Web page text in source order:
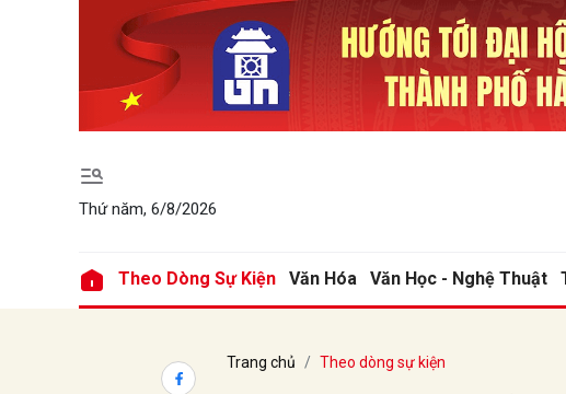
Thứ năm, 6/8/2026
Theo Dòng Sự Kiện Văn Hóa Văn Học - Nghệ Thuật
Trang chủ Theo dòng sự kiện
Gửi bình